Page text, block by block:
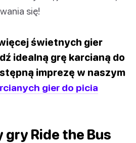
się!
świetnych gier
idealną grę karcianą do
imprezę w naszym
gier do picia
gry Ride the Bus